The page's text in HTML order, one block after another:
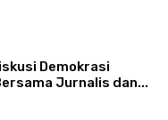
Demokrasi
Jurnalis dan...